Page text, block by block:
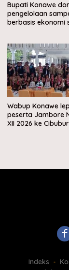
Bupati Konawe
pengelolaan
berbasis ekonomi
Wabup Konawe
peserta Jambore
XII 2026 ke Cibubur
Indeks